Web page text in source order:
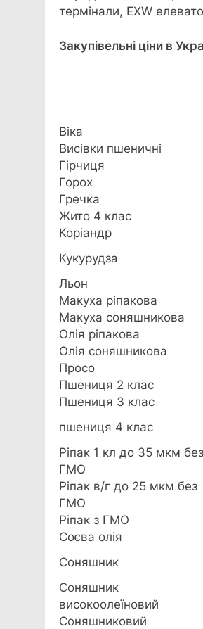
термінали, EXW
Закупівельні ціни в
Віка
Висівки пшеничні
Гірчиця
Горох
Гречка
Жито 4 клас
Коріандр
Кукурудза
Льон
Макуха ріпакова
Макуха соняшникова
Олія ріпакова
Олія соняшникова
Просо
Пшениця 2 клас
Пшениця 3 клас
пшениця 4 клас
Ріпак 1 кл до 35 мкм без
ГМО
Ріпак в/г до 25 мкм без
ГМО
Ріпак з ГМО
Соєва олія
Соняшник
Соняшник
високоолеїновий
Соняшниковий